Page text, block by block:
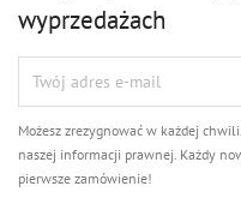
wyprzedażach
Możesz zrezygnować w każdej
naszej informacji prawnej. Każdy
pierwsze zamówienie!